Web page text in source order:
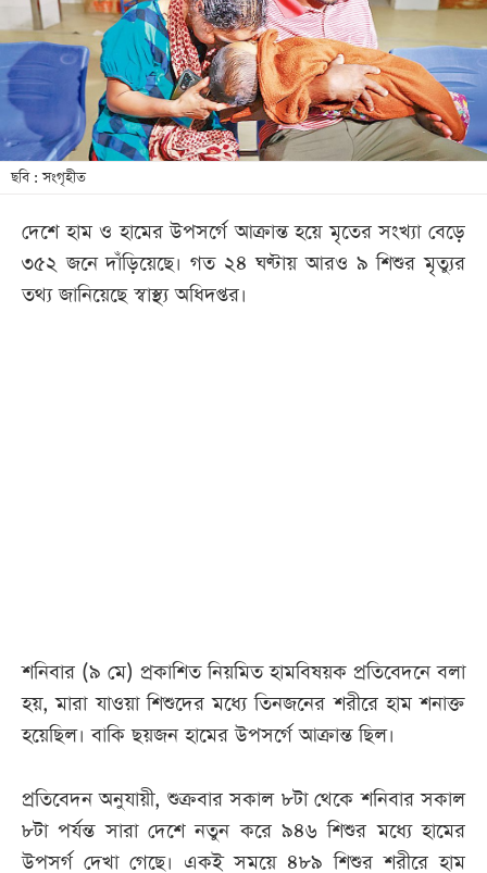
খেলা
বিনোদন
লাইফ
স্টাইল
শিক্ষা
বিভাগ
পেপার
ছবি : সংগৃহীত
দেশে হাম ও হামের উপসর্গে আক্রান্ত হয়ে মৃতের সংখ্যা বেড়ে
৩৫২ জনে দাঁড়িয়েছে। গত ২৪ ঘণ্টায় আরও ৯ শিশুর মৃত্যুর
তথ্য জানিয়েছে স্বাস্থ্য অধিদপ্তর।
শনিবার (৯ মে) প্রকাশিত নিয়মিত হামবিষয়ক প্রতিবেদনে বলা
হয়, মারা যাওয়া শিশুদের মধ্যে তিনজনের শরীরে হাম শনাক্ত
হয়েছিল। বাকি ছয়জন হামের উপসর্গে আক্রান্ত ছিল।
প্রতিবেদন অনুযায়ী, শুক্রবার সকাল ৮টা থেকে শনিবার সকাল
৮টা পর্যন্ত সারা দেশে নতুন করে ৯৪৬ শিশুর মধ্যে হামের
উপসর্গ দেখা গেছে। একই সময়ে ৪৮৯ শিশুর শরীরে হাম